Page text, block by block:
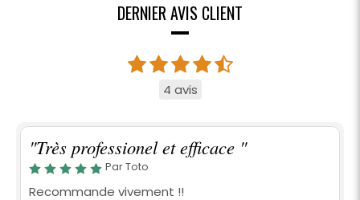
DERNIER AVIS CLIENT
4 avis
"Très professionel et efficace "
Par Toto
Recommande vivement !!